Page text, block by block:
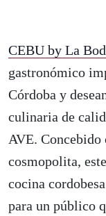
CEBU by La
gastronómico
Córdoba y
culinaria de
AVE.
cosmopolita,
cocina
para un público